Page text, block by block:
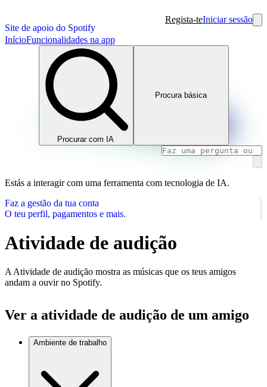
Site de apoio do Spotify
Regista-teIniciar sessão
InícioFuncionalidades na app
Procurar com IA
Procura básica
Estás a interagir com uma ferramenta com tecnologia de IA.
Faz a gestão da tua conta
O teu perfil, pagamentos e mais.
Atividade de audição
A Atividade de audição mostra as músicas que os teus amigos
andam a ouvir no Spotify.
Ver a atividade de audição de um amigo
Ambiente de trabalho